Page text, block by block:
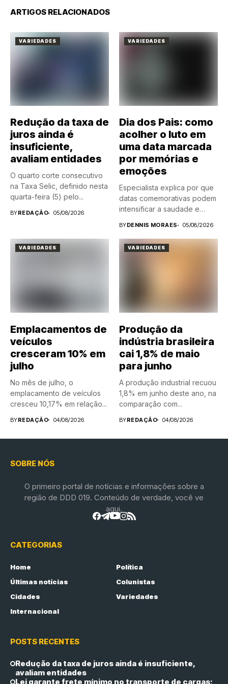
ARTIGOS RELACIONADOS
VARIEDADES
Redução da taxa de
juros ainda é
insuficiente,
avaliam entidades
O quarto corte consecutivo
na Taxa Selic, definido nesta
quarta-feira (5) pelo...
BYREDAÇÃO 05/08/2026
VARIEDADES
Dia dos Pais: como
acolher o luto em
uma data marcada
por memórias e
emoções
Especialista explica por que
datas comemorativas podem
intensificar a saudade e
BYDENNIS MORAES 05/08/2026
VARIEDADES
Emplacamentos de
veículos
cresceram 10% em
julho
No mês de julho, o
emplacamento de veículos
cresceu 10,17% em relação...
BYREDAÇÃO 04/08/2026
VARIEDADES
Produção da
indústria brasileira
cai 1,8% de maio
para junho
A produção industrial recuou
1,8% em junho deste ano, na
comparação com...
BYREDAÇÃO 04/08/2026
SOBRE NÓS
O primeiro portal de notícias e informações sobre a
região de DDD 019. Conteúdo de verdade, você ve
aqui.
CATEGORIAS
Home
Política
Últimas notícias
Colunistas
Cidades
Variedades
Internacional
POSTS RECENTES
Redução da taxa de juros ainda é insuficiente,
avaliam entidades
Lei garante frete mínimo no transporte de cargas;